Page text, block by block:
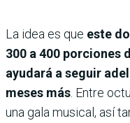
La idea es que este
300 a 400 porciones
ayudará a seguir
meses más . Entre
una gala musical, así